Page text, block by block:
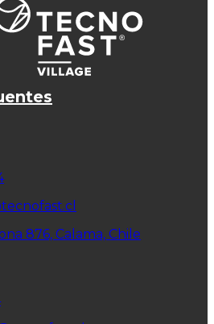
876, Calama, Chile